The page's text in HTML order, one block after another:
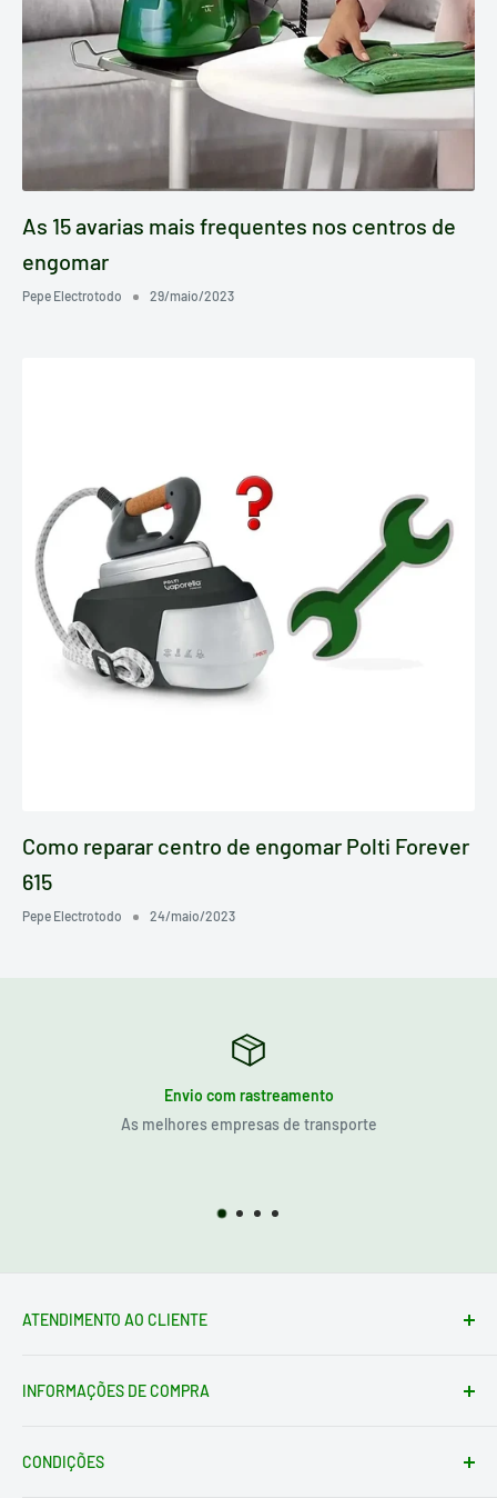
As 15 avarias mais frequentes nos centros de
engomar
Pepe Electrotodo 29/maio/2023
Como reparar centro de engomar Polti Forever
615
Pepe Electrotodo 24/maio/2023
Envio com rastreamento
As melhores empresas de transporte
ATENDIMENTO AO CLIENTE
loja@electrotodo.pt
Quem somos
INFORMAÇÕES DE COMPRA
Condições de Devolução
CONDIÇÕES